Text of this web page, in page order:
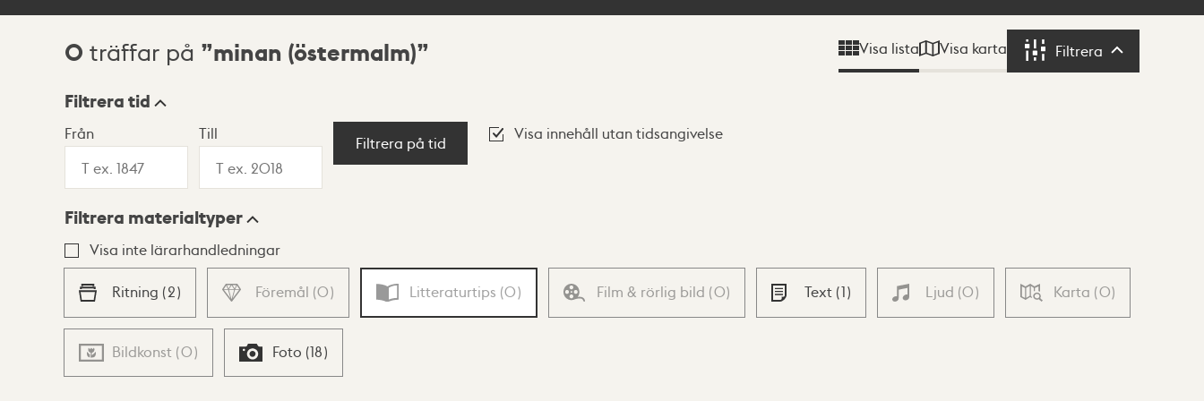
Sökresultat
0 träffar på minan (östermalm) Visa lista Visa karta Filtrera Filtrera
Visningsläge
Lista Karta
Filtrera tid
Från Till
Filtrera på tid
Visa innehåll utan tidsangivelse
Filtrera materialtyper
Visa inte lärarhandledningar
Ritning (2) Föremål (0) Litteraturtips (0) Film & rörlig bild (0) Text (1) Ljud (0) Karta (0)
Bildkonst (0) Foto (18)